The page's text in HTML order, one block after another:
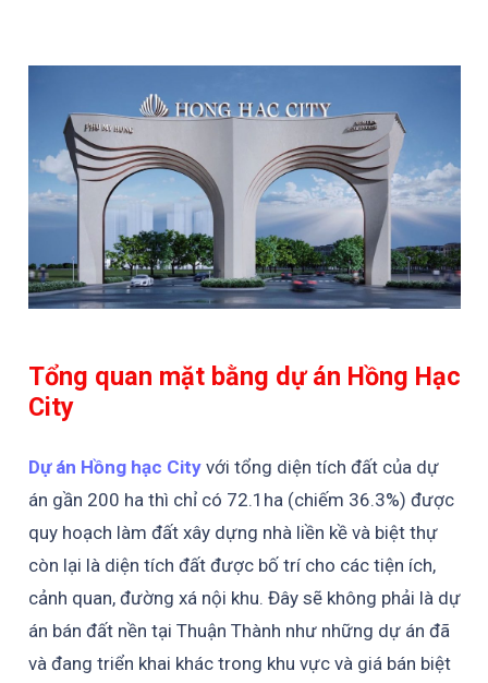
Tổng quan mặt bằng dự án Hồng Hạc
City
Dự án Hồng hạc Cityvới tổng diện tích đất của dự
án gần 200 ha thì chỉ có 72.1ha (chiếm 36.3%) được
quy hoạch làm đất xây dựng nhà liền kề và biệt thự
còn lại là diện tích đất được bố trí cho các tiện ích,
cảnh quan, đường xá nội khu. Đây sẽ không phải là dự
án bán đất nền tại Thuận Thành như những dự án đã
và đang triển khai khác trong khu vực và giá bán biệt